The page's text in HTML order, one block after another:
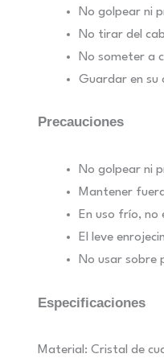
No golpear ni
No tirar del
No someter a
Guardar en su
Precauciones
No golpear ni
Mantener
En uso frío,
El leve
No usar sobre
Especificaciones
Material: Cristal de